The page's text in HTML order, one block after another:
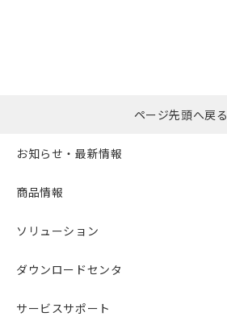
ページ先頭へ戻る
お知らせ・最新情報
商品情報
ソリューション
ダウンロードセンタ
サービスサポート